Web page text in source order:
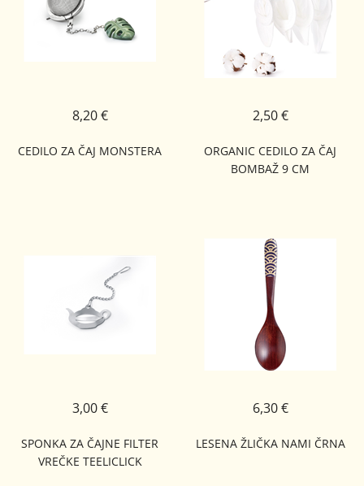
CEDILO ZA ČAJ MONSTERA
8,20 €
ORGANIC CEDILO ZA ČAJ
BOMBAŽ 9 CM
2,50 €
SPONKA ZA ČAJNE FILTER
VREČKE TEELICLICK
3,00 €
LESENA ŽLIČKA NAMI ČRNA
6,30 €